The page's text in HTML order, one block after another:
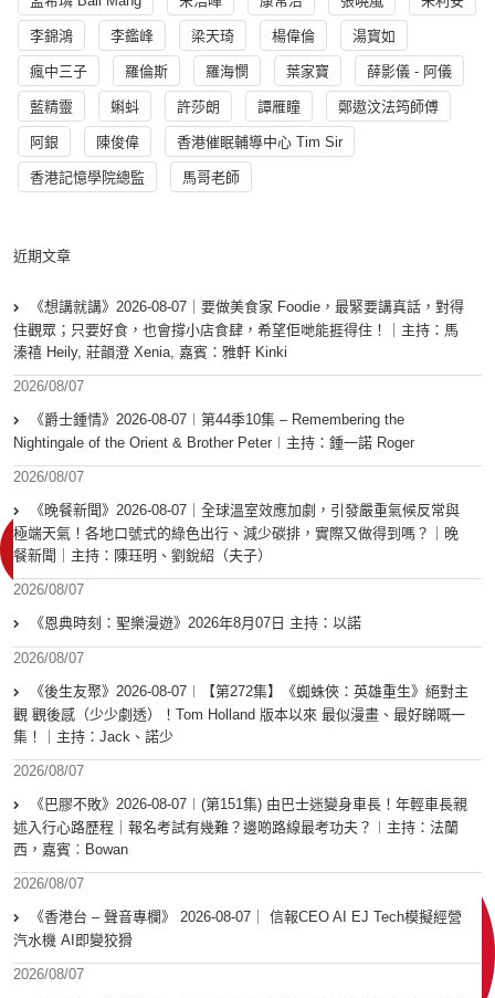
李錦鴻 李鑑峰 梁天琦 楊偉倫 湯寳如
瘋中三子 羅倫斯 羅海憫 葉家寶 薛影儀 - 阿儀
藍精靈 蝌蚪 許莎朗 譚雁瞳 鄭遨汶法筠師傅
阿銀 陳俊偉 香港催眠輔導中心 Tim Sir
香港記憶學院總監 馬哥老師
近期文章
《想講就講》2026-08-07｜要做美食家 Foodie，最緊要講真話，對得
住觀眾；只要好食，也會撐小店食肆，希望佢哋能捱得住！｜主持：馬
溱禧 Heily, 莊韻澄 Xenia, 嘉賓：雅軒 Kinki
2026/08/07
《爵士鍾情》2026-08-07︱第44季10集 – Remembering the
Nightingale of the Orient & Brother Peter︱主持：鍾一諾 Roger
2026/08/07
《晚餐新聞》2026-08-07｜全球溫室效應加劇，引發嚴重氣候反常與
極端天氣！各地口號式的綠色出行、減少碳排，實際又做得到嗎？｜晚
餐新聞｜主持：陳珏明、劉銳紹（夫子）
2026/08/07
《恩典時刻：聖樂漫遊》2026年8月07日 主持：以諾
2026/08/07
《後生友聚》2026-08-07︱【第272集】《蜘蛛俠：英雄重生》絕對主
觀 觀後感（少少劇透）！Tom Holland 版本以來 最似漫畫、最好睇嘅一
集！｜主持：Jack、諾少
2026/08/07
《巴膠不敗》2026-08-07︱(第151集) 由巴士迷變身車長！年輕車長親
述入行心路歷程｜報名考試有幾難？邊啲路線最考功夫？︱主持：法蘭
西，嘉賓︰Bowan
2026/08/07
《香港台 – 聲音專欄》 2026-08-07｜ 信報CEO AI EJ Tech模擬經營
汽水機 AI即變狡猾
2026/08/07